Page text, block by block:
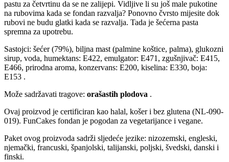
pastu za četvrtinu da se ne zalijepi. Vidljive li su još male pukotine
na rubovima kada se fondan razvalja? Ponovno čvrsto mijesite dok
rubovi ne budu glatki kada se razvalja. Tada je šećerna pasta
spremna za upotrebu.
Sastojci: šećer (79%), biljna mast (palmine koštice, palma), glukozni
sirup, voda, humektans: E422, emulgator: E471, zgušnjivač: E415,
E466, prirodna aroma, konzervans: E200, kiselina: E330, boja:
E153 .
Može sadržavati tragove: orašastih plodova .
Ovaj proizvod je certificiran kao halal, košer i bez glutena (NL-090-
019). FunCakes fondan je pogodan za vegetarijance i vegane.
Paket ovog proizvoda sadrži sljedeće jezike: nizozemski, engleski,
njemački, francuski, španjolski, talijanski, poljski, švedski, danski i
finski.